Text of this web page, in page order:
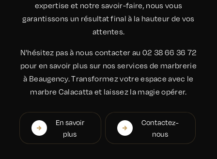
expertise et notre savoir-faire, nous vous
garantissons un résultat final à la hauteur de vos
attentes.
N'hésitez pas à nous contacter au 02 38 66 36 72
pour en savoir plus sur nos services de marbrerie
à Beaugency. Transformez votre espace avec le
marbre Calacatta et laissez la magie opérer.
En savoir
plus
Contactez-
nous